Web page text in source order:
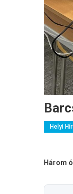
Helyi
Három